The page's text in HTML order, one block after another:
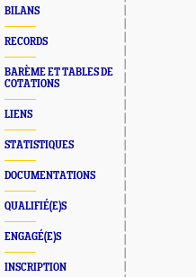
BILANS
RECORDS
BARÈME ET TABLES DE
COTATIONS
LIENS
STATISTIQUES
DOCUMENTATIONS
QUALIFIÉ(E)S
ENGAGÉ(E)S
INSCRIPTION